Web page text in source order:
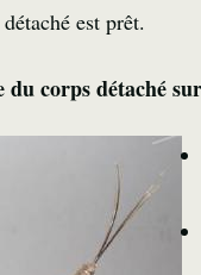
est prêt.
du corps détaché